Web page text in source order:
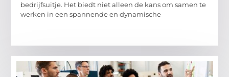
bedrijfsuitje. Het biedt niet alleen de kans om samen te
werken in een spannende en dynamische